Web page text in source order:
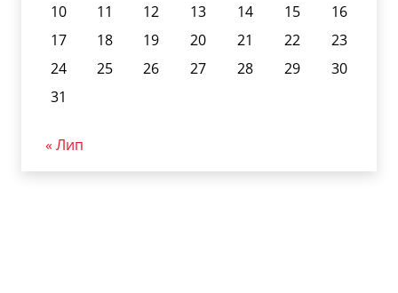
10
11 12 13 14 15
16
17
18 19 20 21 22
23
24
25 26 27 28 29
30
31
« Лип